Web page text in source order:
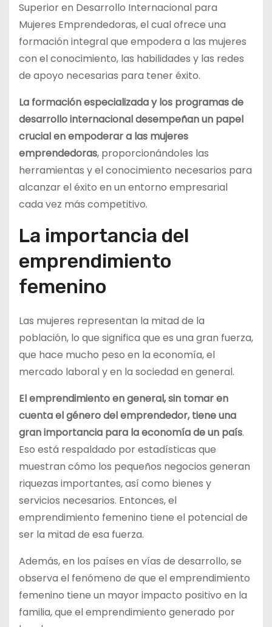
Superior en Desarrollo Internacional para
Mujeres Emprendedoras, el cual ofrece una
formación integral que empodera a las mujeres
con el conocimiento, las habilidades y las redes
de apoyo necesarias para tener éxito.
La formación especializada y los programas de
desarrollo internacional desempeñan un papel
crucial en empoderar a las mujeres
emprendedoras, proporcionándoles las
herramientas y el conocimiento necesarios para
alcanzar el éxito en un entorno empresarial
cada vez más competitivo.
La importancia del
emprendimiento
femenino
Las mujeres representan la mitad de la
población, lo que significa que es una gran fuerza,
que hace mucho peso en la economía, el
mercado laboral y en la sociedad en general.
El emprendimiento en general, sin tomar en
cuenta el género del emprendedor, tiene una
gran importancia para la economía de un país.
Eso está respaldado por estadísticas que
muestran cómo los pequeños negocios generan
riquezas importantes, así como bienes y
servicios necesarios. Entonces, el
emprendimiento femenino tiene el potencial de
ser la mitad de esa fuerza.
Además, en los países en vías de desarrollo, se
observa el fenómeno de que el emprendimiento
femenino tiene un mayor impacto positivo en la
familia, que el emprendimiento generado por